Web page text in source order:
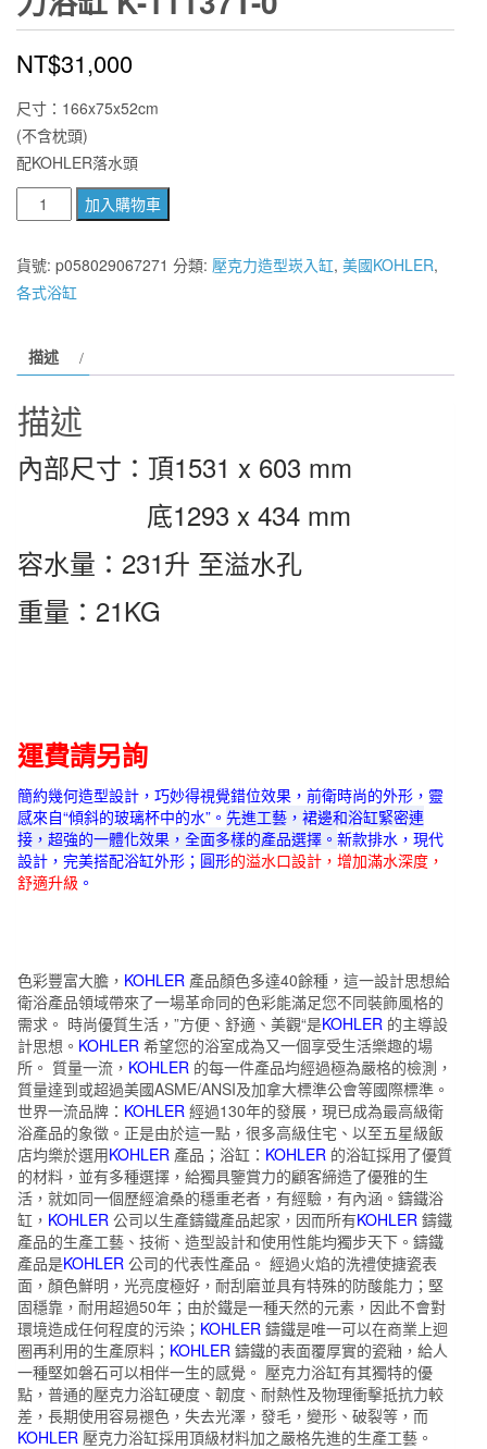
NT$31,000
尺寸：166x75x52cm
(不含枕頭)
配KOHLER落水頭
國
KOHLER
SAPPHIRE
力
缸
11137T-
量
加入購物車
貨號: p058029067271 分類: 壓克力造型崁入缸, 美國KOHLER,
各式浴缸
描述
描述
內部尺寸：頂1531 x 603 mm
底1293 x 434 mm
容水量：231升 至溢水孔
重量：21KG
運費請另詢
簡約幾何造型設計，巧妙得視覺錯位效果，前衛時尚的外形，靈
感來自“傾斜的玻璃杯中的水”。 先進工藝，裙邊和浴缸緊密連
接，超強的一體化效果，全面多樣的產品選擇。 新款排水，現代
設計，完美搭配浴缸外形；圓形的溢水口設計，增加滿水深度，
舒適升級 。
色彩豐富大膽， KOHLER 產品顏色多達40餘種，這一設計思想給
衛浴產品領域帶來了一場革命同的色彩能滿足您不同裝飾風格的
需求。 時尚優質生活，”方便、舒適、美觀“是KOHLER 的主導設
計思想。 KOHLER 希望您的浴室成為又一個享受生活樂趣的場
所。 質量一流， KOHLER 的每一件產品均經過極為嚴格的檢測，
質量達到或超過美國ASME/ANSI及加拿大標準公會等國際標準。
世界一流品牌： KOHLER 經過130年的發展，現已成為最高級衛
浴產品的象徵。正是由於這一點，很多高級住宅、以至五星級飯
店均樂於選用KOHLER 產品；浴缸： KOHLER 的浴缸採用了優質
的材料，並有多種選擇，給獨具鑒賞力的顧客締造了優雅的生
活，就如同一個歷經滄桑的穩重老者，有經驗，有內涵。鑄鐵浴
缸， KOHLER 公司以生產鑄鐵產品起家，因而所有KOHLER 鑄鐵
產品的生產工藝、技術、造型設計和使用性能均獨步天下。鑄鐵
產品是KOHLER 公司的代表性產品。 經過火焰的洗禮使搪瓷表
面，顏色鮮明，光亮度極好，耐刮磨並具有特殊的防酸能力；堅
固穩靠，耐用超過50年；由於鐵是一種天然的元素，因此不會對
環境造成任何程度的污染； KOHLER 鑄鐵是唯一可以在商業上迴
圈再利用的生產原料； KOHLER 鑄鐵的表面覆厚實的瓷釉，給人
一種堅如磐石可以相伴一生的感覺。 壓克力浴缸有其獨特的優
點，普通的壓克力浴缸硬度、韌度、耐熱性及物理衝擊抵抗力較
差，長期使用容易褪色，失去光澤，發毛，變形、破裂等，而
KOHLER 壓克力浴缸採用頂級材料加之嚴格先進的生產工藝。